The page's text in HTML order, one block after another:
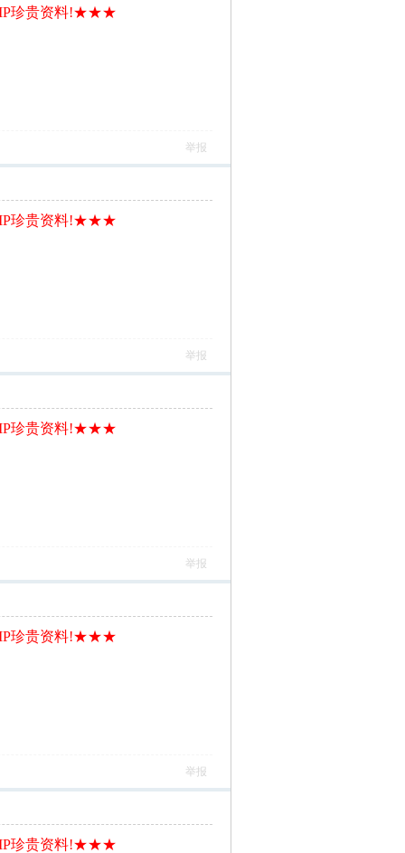
珍贵资料!★★★
举报
珍贵资料!★★★
举报
珍贵资料!★★★
举报
珍贵资料!★★★
举报
珍贵资料!★★★